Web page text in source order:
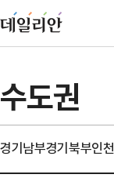
수도권
경기남부경기북부인천